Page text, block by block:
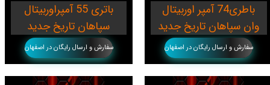
باتری 55 آمپراوربیتال
سپاهان تاریخ جدید
سفارش و ارسال رایگان در اصفهان
باطری74 آمپر اوربیتال
وان سپاهان تاریخ جدید
سفارش و ارسال رایگان در اصفهان